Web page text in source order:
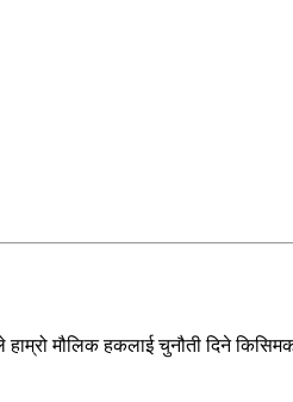
मौलिक हकलाई चुनौती दिने